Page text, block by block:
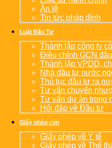
Án lệ
Tin tức pháp đình
Luật Đầu Tư
Thành lập công ty
Điều chỉnh GCN
Thành lập VPDD,
Nhà đầu tư nước
Thủ tục đầu tư ra
Tư vấn chuyển
Tư vấn dự án trong
Hỏi đáp về Đầu tư
Giấy phép con
Giấy phép về Y tế
Giấy phép về Thể